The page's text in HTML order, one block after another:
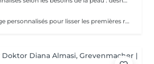
Trois soins anti-âge personnalisés pour lisser les premières rides (ELASTINE), combler les rides profondes (TIME RESIST), ou raffermir l'ovale du visage (OPTIMIZER)